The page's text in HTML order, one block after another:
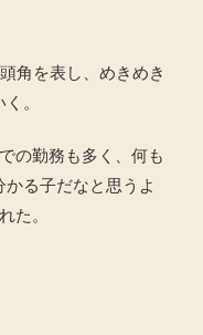
角を表し、めきめき
。
の勤務も多く、何も
る子だなと思うよ
た。